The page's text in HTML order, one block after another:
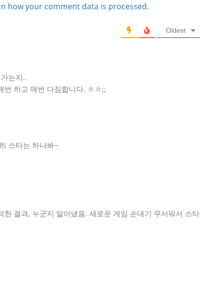
how your comment data is processed.
Oldest
는지..
번 하고 매번 다짐합니다. ㅎㅎ;;
스타는 하나봐~
결과, 누군지 알아냈음. 새로운 게임 손대기 무서워서 스타